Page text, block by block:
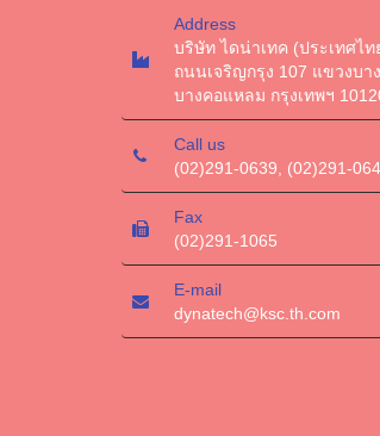
Address
บริษัท ไดน่าเทค (ประเทศไท
ถนนเจริญกรุง 107 แขวงบา
บางคอแหลม กรุงเทพฯ
Call us
(02)291-0639, (02)291-
Fax
(02)291-1065
E-mail
dynatech@ksc.th.com